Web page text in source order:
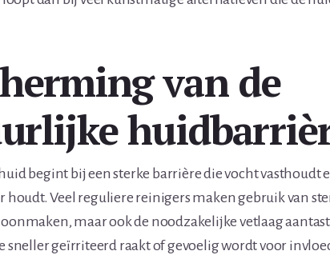
van de
begint bij een sterke barrière die vocht vasthoudt
houdt. Veel reguliere reinigers maken gebruik van
maar ook de noodzakelijke vetlaag
sneller geïrriteerd raakt of gevoelig wordt voor